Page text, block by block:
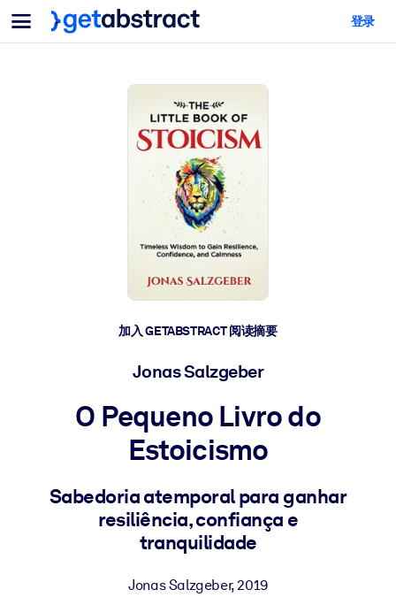
菜单
面向团队与管理者
为您的员工配备关键的人工智能技能。
帮助您的管理者为未来的工作时代做好准备。
让团队更轻松地共同学习、解决实际问题并更快采取行动。
培养您的员工应对未来挑战所需的技能。
果。
面向企业图书馆
用值得信赖且即插即用的商业知识丰富您的企业图书馆。
面向人工智能系统
面向人工智能系统
登录
加入 GETABSTRACT 阅读摘要
Jonas Salzgeber
O Pequeno Livro do
Estoicismo
Sabedoria atemporal para ganhar
resiliência, confiança e
tranquilidade
Jonas Salzgeber,2019